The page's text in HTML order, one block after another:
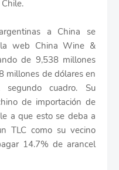
a China se
web China Wine &
de 9,538 millones
millones de dólares en
cuadro. Su
de importación de
a que esto se deba a
TLC como su vecino
14.7% de arancel